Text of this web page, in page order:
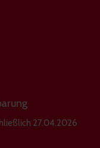
27.04.2026